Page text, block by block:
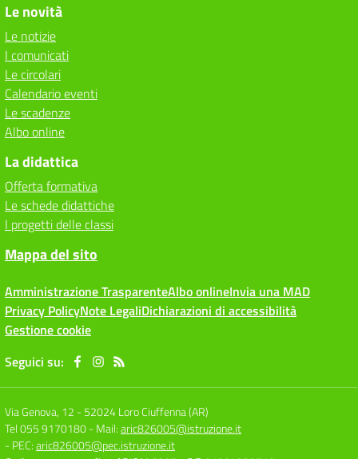
Le novità
Le notizie
I comunicati
Le circolari
Calendario eventi
Le scadenze
Albo online
La didattica
Offerta formativa
Le schede didattiche
I progetti delle classi
Mappa del sito
Amministrazione TrasparenteAlbo onlineInvia una MAD
Privacy PolicyNote LegaliDichiarazioni di accessibilità
Gestione cookie
Seguici su:
Via Genova, 12 -52024 Loro Ciuffenna (AR)
Tel 055 9170180- Mail:aric826005@istruzione.it
- PEC:aric826005@pec.istruzione.it